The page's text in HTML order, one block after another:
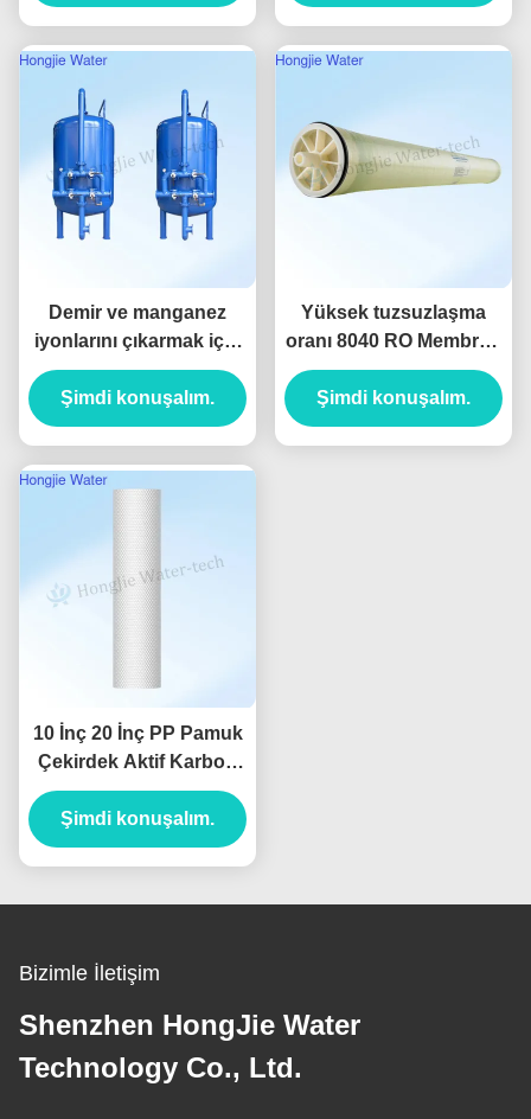
Aksesuarları
Demir ve manganez
iyonlarını çıkarmak için
büyük mekanik 50T/H
karbon çelik filtresi
Şimdi konuşalım.
Yüksek tuzsuzlaşma
oranı 8040 RO Membran
Elemeni % 99 tuz
reddedilme ile
Şimdi konuşalım.
10 İnç 20 İnç PP Pamuk
Çekirdek Aktif Karbon
Filtre Su Filtre Sistemi
İçin
Şimdi konuşalım.
Bizimle İletişim
Shenzhen HongJie Water
Technology Co., Ltd.